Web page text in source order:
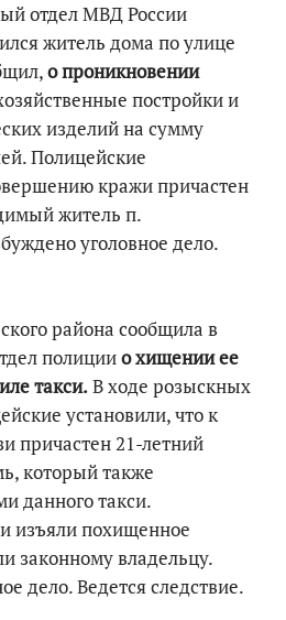
отдел МВД России
житель дома по улице
о проникновении
постройки и
изделий на сумму
Полицейские
кражи причастен
житель п.
уголовное дело.
района сообщила в
полициио хищении ее
такси.В ходе розыскных
установили, что к
причастен 21-летний
который также
данного такси.
изъяли похищенное
законному владельцу.
дело. Ведется следствие.